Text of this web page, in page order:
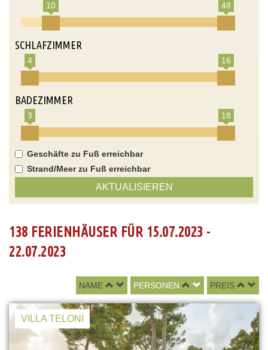
10 48
SCHLAFZIMMER
4 16
BADEZIMMER
3 18
Geschäfte zu Fuß erreichbar
Strand/Meer zu Fuß erreichbar
AKTUALISIEREN
138 FERIENHÄUSER FÜR 15.07.2023 -
22.07.2023
NAME PERSONEN PREIS
VILLA TELONI